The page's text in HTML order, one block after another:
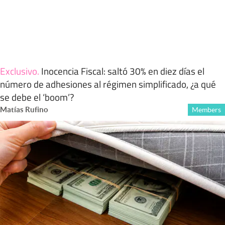
Exclusivo. Inocencia Fiscal: saltó 30% en diez días el
número de adhesiones al régimen simplificado, ¿a qué
se debe el ‘boom’?
Matías Rufino Members